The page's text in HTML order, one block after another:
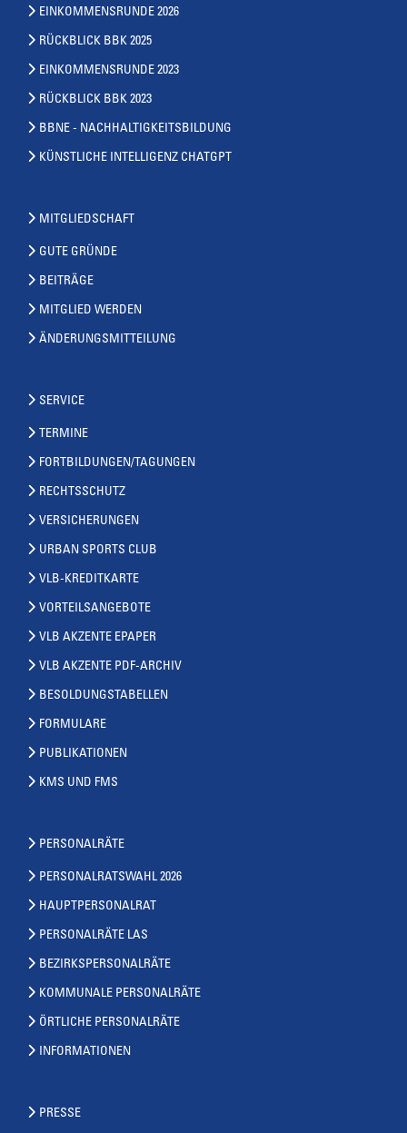
EINKOMMENSRUNDE 2026
RÜCKBLICK BBK 2025
EINKOMMENSRUNDE 2023
RÜCKBLICK BBK 2023
BBNE - NACHHALTIGKEITSBILDUNG
KÜNSTLICHE INTELLIGENZ CHATGPT
MITGLIEDSCHAFT
GUTE GRÜNDE
BEITRÄGE
MITGLIED WERDEN
ÄNDERUNGSMITTEILUNG
SERVICE
TERMINE
FORTBILDUNGEN/TAGUNGEN
RECHTSSCHUTZ
VERSICHERUNGEN
URBAN SPORTS CLUB
VLB-KREDITKARTE
VORTEILSANGEBOTE
VLB AKZENTE EPAPER
VLB AKZENTE PDF-ARCHIV
BESOLDUNGSTABELLEN
FORMULARE
PUBLIKATIONEN
KMS UND FMS
PERSONALRÄTE
PERSONALRATSWAHL 2026
HAUPTPERSONALRAT
PERSONALRÄTE LAS
BEZIRKSPERSONALRÄTE
KOMMUNALE PERSONALRÄTE
ÖRTLICHE PERSONALRÄTE
INFORMATIONEN
PRESSE